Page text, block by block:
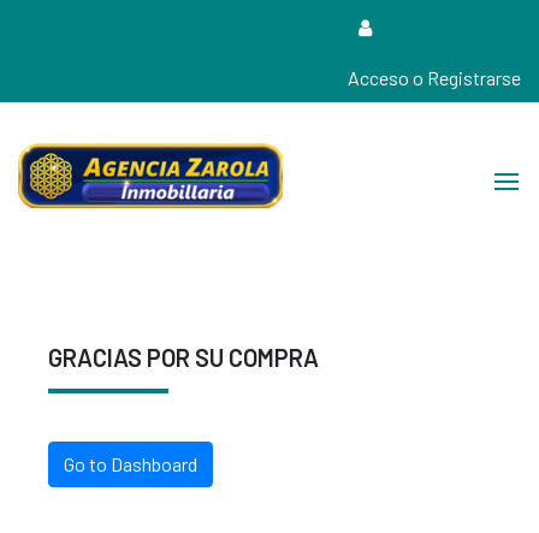
Acceso o Registrarse
GRACIAS POR SU COMPRA
Go to Dashboard